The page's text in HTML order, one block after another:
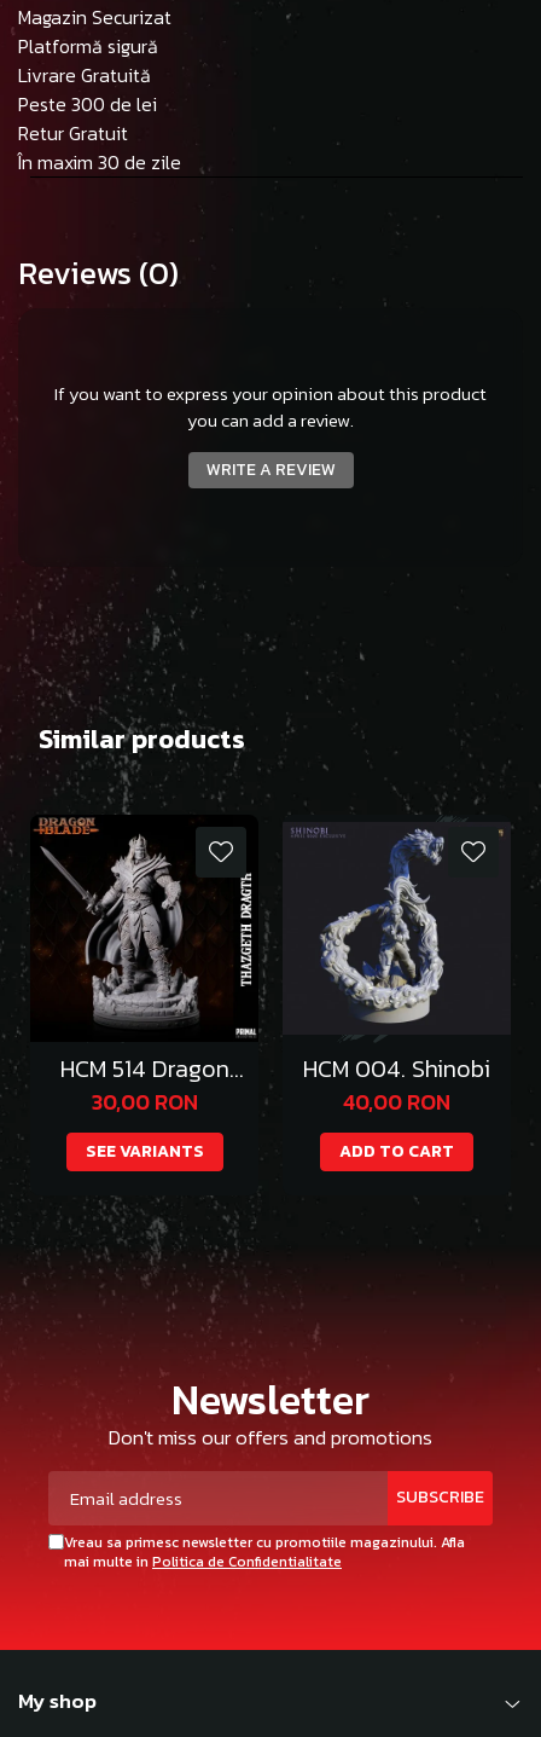
Magazin Securizat
Platformă sigură
Livrare Gratuită
Peste 300 de lei
Retur Gratuit
În maxim 30 de zile
Reviews (0)
If you want to express your opinion about this product
you can add a review.
WRITE A REVIEW
Similar products
HCM 514 Dragon
Emperor Thazgeth
30,00 RON
SEE VARIANTS
HCM 004. Shinobi
40,00 RON
ADD TO CART
Newsletter
Don't miss our offers and promotions
Vreau sa primesc newsletter cu promotiile magazinului. Afla
mai multe in Politica de Confidentialitate
My shop